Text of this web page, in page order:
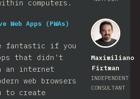
computers.
Maximiliano
Firtman
INDEPENDENT
CONSULTANT
Web Apps (PWAs)
fantastic if you
that didn't
an internet
web browsers
to create